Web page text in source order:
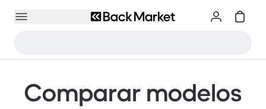
Comparar modelos